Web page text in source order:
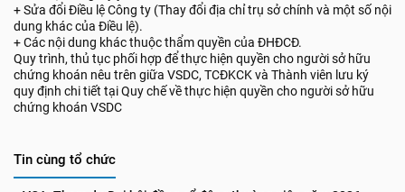
+ Sửa đổi Điều lệ Công ty (Thay đổi địa chỉ trụ sở chính và một số nội
dung khác của Điều lệ).
+ Các nội dung khác thuộc thẩm quyền của ĐHĐCĐ.
Quy trình, thủ tục phối hợp để thực hiện quyền cho người sở hữu
chứng khoán nêu trên giữa VSDC, TCĐKCK và Thành viên lưu ký
quy định chi tiết tại Quy chế về thực hiện quyền cho người sở hữu
chứng khoán VSDC
Tin cùng tổ chức